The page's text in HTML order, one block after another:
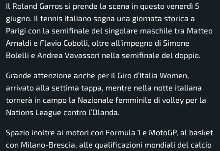
Il Roland Garros si prende la scena in questo venerdì 5
giugno. Il tennis italiano sogna una giornata storica a
Parigi con la semifinale del singolare maschile tra Matteo
Arnaldi e Flavio Cobolli, oltre all’impegno di Simone
Bolelli e Andrea Vavassori nella semifinale del doppio.
Grande attenzione anche per il Giro d’Italia Women,
arrivato alla settima tappa, mentre nella notte italiana
tornerà in campo la Nazionale femminile di volley per la
Nations League contro l’Olanda.
Spazio inoltre ai motori con Formula 1 e MotoGP, al basket
con Milano-Brescia, alle qualificazioni mondiali del calcio